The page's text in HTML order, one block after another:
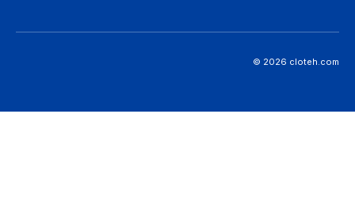
© 2026 cloteh.com